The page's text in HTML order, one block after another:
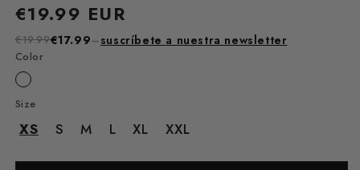
Precio
€19.99 EUR
€19.99€17.99–suscríbete a nuestra newsletter
Size
XS S M L XL XXL
Color